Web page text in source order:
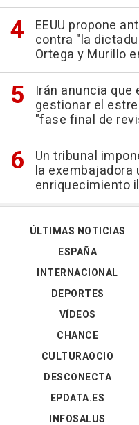
EEUU propone
contra "la
Ortega y Murillo
Irán anuncia que
gestionar el
"fase final de
Un tribunal
la exembajadora
enriquecimiento
ÚLTIMAS NOTICIAS
ESPAÑA
INTERNACIONAL
DEPORTES
VÍDEOS
CHANCE
CULTURAOCIO
DESCONECTA
EPDATA.ES
INFOSALUS